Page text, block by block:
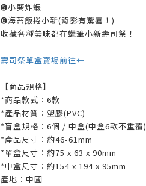
➎小葵炸蝦
➏海苔飯捲小新(背影有驚喜！)
收藏各種美味都在蠟筆小新壽司祭！
壽司祭單盒賣場前往←
【商品規格】
*商品款式：6款
*產品材質：塑膠(PVC)
*盲盒規格：6個 / 中盒(中盒6款不重覆)
*產品尺寸：約46-61mm
*單盒尺寸：約75 x 63 x 90mm
*中盒尺寸：約154 x 194 x 95mm
產地：中國